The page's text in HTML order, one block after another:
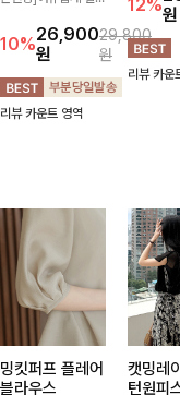
없는 5부 기장으로 편
안하게 즐기기 좋은
데님 팬츠 ✨ 빈티지
한 워싱감이 더해져
캐주얼하면서도 트렌
10%26,900
원
29,800
원
리뷰 카운트 영역
도 세련된
출해주는
고 부드러
로 단독은
12%원
리뷰 카운
밍킷퍼프 플레어
블라우스
캣밍레
턴원피